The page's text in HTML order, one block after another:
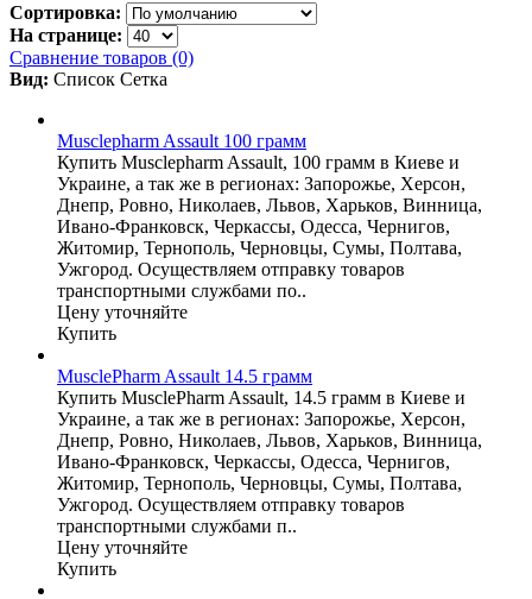
Сортировка:
На странице:
Сравнение товаров (0)
Вид: Список Сетка
Musclepharm Assault 100 грамм
Купить Musclepharm Assault, 100 грамм в Киеве и
Украине, а так же в регионах: Запорожье, Херсон,
Днепр, Ровно, Николаев, Львов, Харьков, Винница,
Ивано-Франковск, Черкассы, Одесса, Чернигов,
Житомир, Тернополь, Черновцы, Сумы, Полтава,
Ужгород. Осуществляем отправку товаров
транспортными службами по..
Цену уточняйте
Купить
MusclePharm Assault 14.5 грамм
Купить MusclePharm Assault, 14.5 грамм в Киеве и
Украине, а так же в регионах: Запорожье, Херсон,
Днепр, Ровно, Николаев, Львов, Харьков, Винница,
Ивано-Франковск, Черкассы, Одесса, Чернигов,
Житомир, Тернополь, Черновцы, Сумы, Полтава,
Ужгород. Осуществляем отправку товаров
транспортными службами п..
Цену уточняйте
Купить